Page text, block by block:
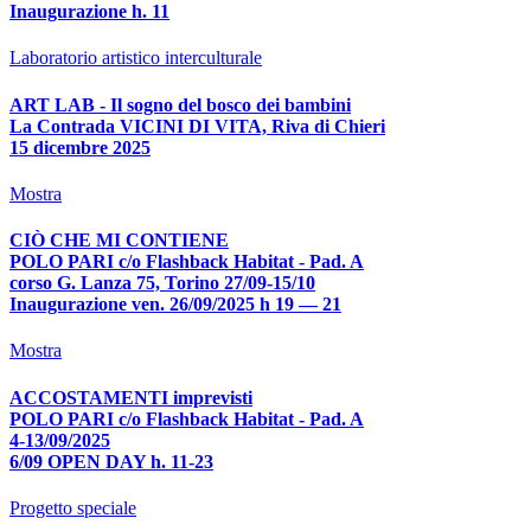
Inaugurazione h. 11
Laboratorio artistico interculturale
ART LAB - Il sogno del bosco dei bambini
La Contrada VICINI DI VITA, Riva di Chieri
15 dicembre 2025
Mostra
CIÒ CHE MI CONTIENE
POLO PARI c/o Flashback Habitat - Pad. A
corso G. Lanza 75, Torino 27/09-15/10
Inaugurazione ven. 26/09/2025 h 19 — 21
Mostra
ACCOSTAMENTI imprevisti
POLO PARI c/o Flashback Habitat - Pad. A
4-13/09/2025
6/09 OPEN DAY h. 11-23
Progetto speciale